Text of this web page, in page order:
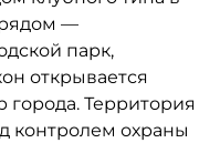
—
парк,
открывается
Территория
контролем охраны